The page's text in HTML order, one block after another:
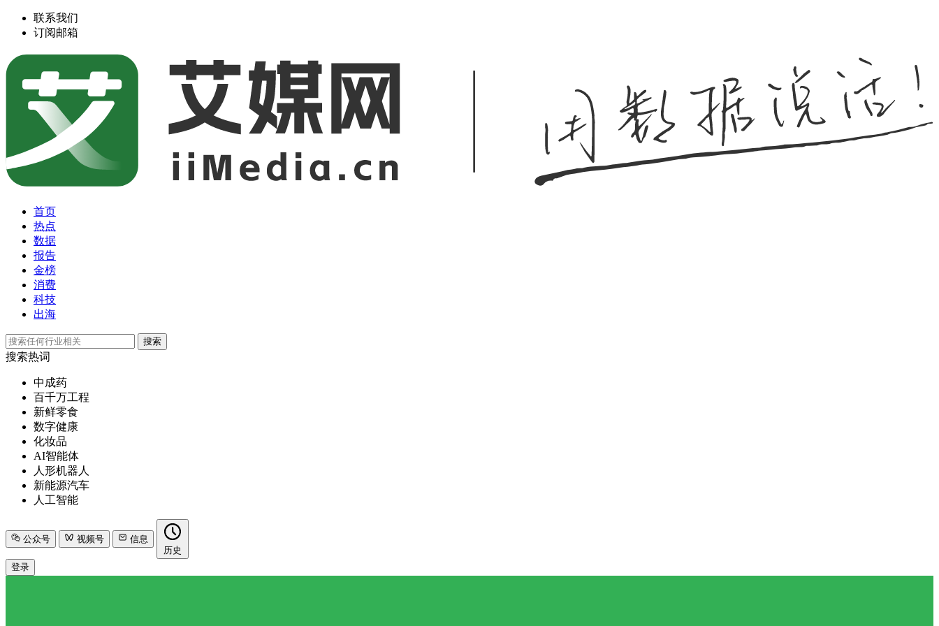
联系我们
订阅邮箱
首页
热点
数据
报告
金榜
消费
科技
出海
搜索
搜索热词
中成药
百千万工程
新鲜零食
数字健康
化妆品
AI智能体
人形机器人
新能源汽车
人工智能
公众号 视频号
信息
历史
登录